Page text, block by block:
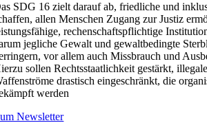
SDG 16 zielt darauf ab, friedliche und
allen Menschen Zugang zur Justiz
rechenschaftspflichtige
jegliche Gewalt und gewaltbedingte
vor allem auch Missbrauch und
sollen Rechtsstaatlichkeit gestärkt,
drastisch eingeschränkt, die
werden
Newsletter